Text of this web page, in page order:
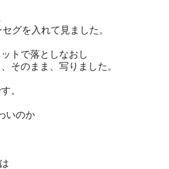
グを入れて見ました。
トで落としなおし
そのまま、写りました。
。
いのか